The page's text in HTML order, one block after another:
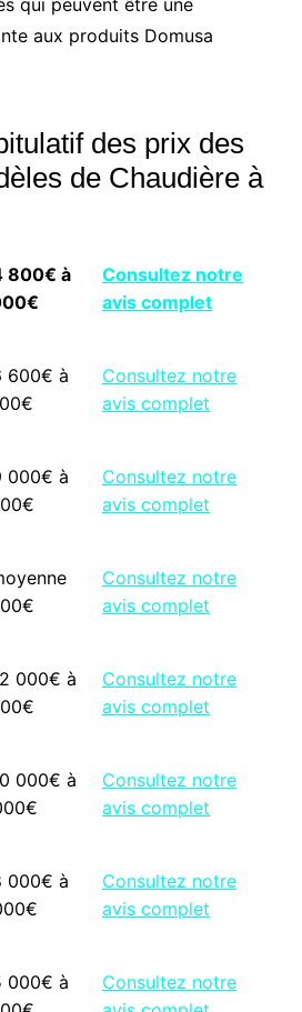
qui peuvent être une
aux produits Domusa
des prix des
de Chaudière à
800€ à
Consultez notre
avis complet
600€ à
Consultez notre
avis complet
000€ à
Consultez notre
avis complet
Consultez notre
avis complet
000€ à
Consultez notre
avis complet
000€ à
Consultez notre
avis complet
000€ à
Consultez notre
avis complet
000€ à
Consultez notre